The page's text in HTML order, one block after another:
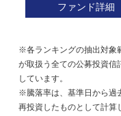
ファンド詳細
※各ランキングの抽出対象
が取扱う全ての公募投資信
しています。
※騰落率は、基準日から過
再投資したものとして計算